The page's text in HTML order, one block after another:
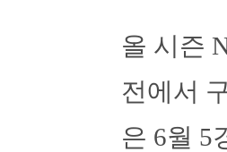
올 시즌
전에서
은 6월 5